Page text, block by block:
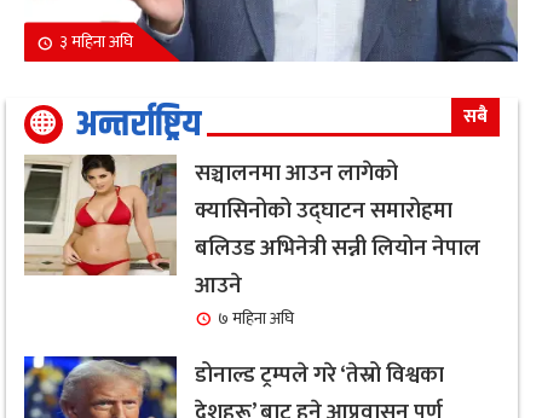
३ महिना अघि
अन्तर्राष्ट्रिय सबै
सञ्चालनमा आउन लागेको
क्यासिनोको उद्घाटन समारोहमा
बलिउड अभिनेत्री सन्नी लियोन नेपाल
आउने
७ महिना अघि
डोनाल्ड ट्रम्पले गरे ‘तेस्रो विश्वका